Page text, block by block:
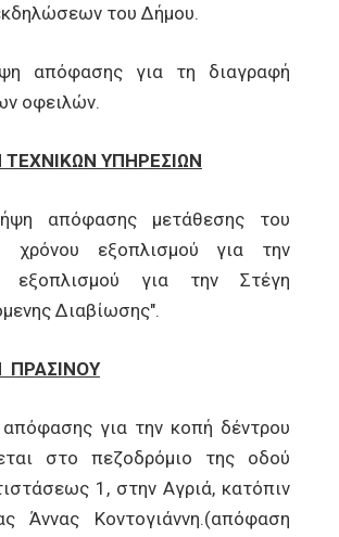
του Δήμου.
για τη διαγραφή
οφειλών.
ΤΕΧΝΙΚΩΝ ΥΠΗΡΕΣΙΩΝ
μετάθεσης του
χρόνου εξοπλισμού για την
εξοπλισμού για την Στέγη
Διαβίωσης".
ΠΡΑΣΙΝΟΥ
για την κοπή δέντρου
στο πεζοδρόμιο της οδού
1, στην Αγριά, κατόπιν
Άννας Κοντογιάννη.(απόφαση